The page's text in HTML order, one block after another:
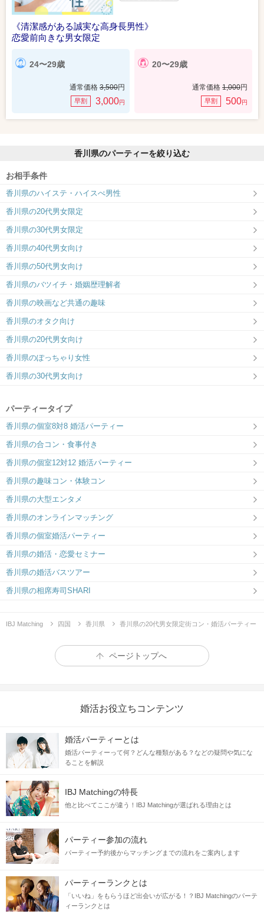
《清潔感がある誠実な高身長男性》
恋愛前向きな男女限定
24〜29歳
通常価格 3,500円
早割 3,000円
20〜29歳
通常価格 1,000円
早割 500円
香川県のパーティーを絞り込む
お相手条件
香川県のハイステ・ハイスぺ男性
香川県の20代男女限定
香川県の30代男女限定
香川県の40代男女向け
香川県の50代男女向け
香川県のバツイチ・婚姻歴理解者
香川県の映画など共通の趣味
香川県のオタク向け
香川県の20代男女向け
香川県のぽっちゃり女性
香川県の30代男女向け
パーティータイプ
香川県の個室8対8 婚活パーティー
香川県の合コン・食事付き
香川県の個室12対12 婚活パーティー
香川県の趣味コン・体験コン
香川県の大型エンタメ
香川県のオンラインマッチング
香川県の個室婚活パーティー
香川県の婚活・恋愛セミナー
香川県の婚活バスツアー
香川県の相席寿司SHARI
IBJ Matching 四国 香川県 香川県の20代男女限定街コン・婚活パーティー
ページトップへ
婚活お役立ちコンテンツ
婚活パーティーとは
婚活パーティーって何？どんな種類がある？などの疑問や気にな
ることを解説
IBJ Matchingの特長
他と比べてここが違う！IBJ Matchingが選ばれる理由とは
パーティー参加の流れ
パーティー予約後からマッチングまでの流れをご案内します
パーティーランクとは
「いいね」をもらうほど出会いが広がる！？IBJ Matchingのパーテ
ィーランクとは